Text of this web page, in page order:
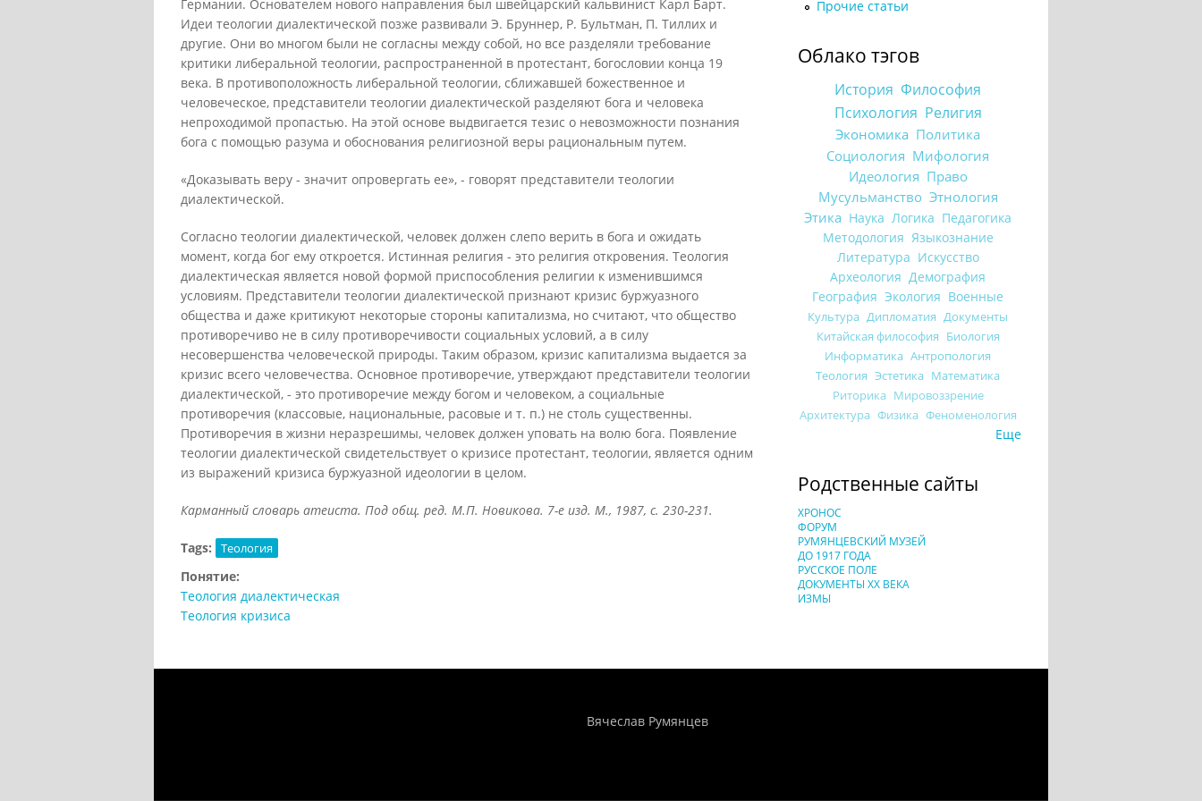
Германии. Основателем нового направления был швейцарский кальвинист Карл Барт.
Идеи теологии диалектической позже развивали Э. Бруннер, Р. Бультман, П. Тиллих и
другие. Они во многом были не согласны между собой, но все разделяли требование
критики либеральной теологии, распространенной в протестант, богословии конца 19
века. В противоположность либеральной теологии, сближавшей божественное и
человеческое, представители теологии диалектической разделяют бога и человека
непроходимой пропастью. На этой основе выдвигается тезис о невозможности познания
бога с помощью разума и обоснования религиозной веры рациональным путем.
«Доказывать веру - значит опровергать ее», - говорят представители теологии
диалектической.
Согласно теологии диалектической, человек должен слепо верить в бога и ожидать
момент, когда бог ему откроется. Истинная религия - это религия откровения. Теология
диалектическая является новой формой приспособления религии к изменившимся
условиям. Представители теологии диалектической признают кризис буржуазного
общества и даже критикуют некоторые стороны капитализма, но считают, что общество
противоречиво не в силу противоречивости социальных условий, а в силу
несовершенства человеческой природы. Таким образом, кризис капитализма выдается за
кризис всего человечества. Основное противоречие, утверждают представители теологии
диалектической, - это противоречие между богом и человеком, а социальные
противоречия (классовые, национальные, расовые и т. п.) не столь существенны.
Противоречия в жизни неразрешимы, человек должен уповать на волю бога. Появление
теологии диалектической свидетельствует о кризисе протестант, теологии, является одним
из выражений кризиса буржуазной идеологии в целом.
Карманный словарь атеиста. Под общ. ред. М.П. Новикова. 7-е изд. М., 1987, с. 230-231.
Tags: Теология
Понятие:
Теология диалектическая
Теология кризиса
Прочие статьи
Облако тэгов
История Философия
Психология Религия
Экономика Политика
Социология Мифология
Идеология Право
Мусульманство Этнология
Этика Наука Логика Педагогика
Методология Языкознание
Литература Искусство
Археология Демография
География Экология Военные
Культура Дипломатия Документы
Китайская философия Биология
Информатика Антропология
Теология Эстетика Математика
Риторика Мировоззрение
Архитектура Физика Феноменология
Еще
Родственные сайты
ХРОНОС
ФОРУМ
РУМЯНЦЕВСКИЙ МУЗЕЙ
ДО 1917 ГОДА
РУССКОЕ ПОЛЕ
ДОКУМЕНТЫ XX ВЕКА
ИЗМЫ
Вячеслав Румянцев